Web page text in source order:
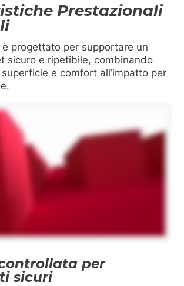
Prestazionali
è progettato per supportare un
sicuro e ripetibile, combinando
e comfort all’impatto per
per
sicuri